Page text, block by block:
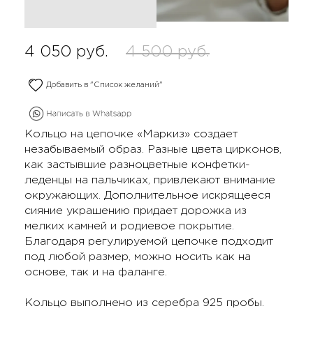
4 050 руб. 4 500 руб.
Добавить в "Список желаний"
Кольцо на цепочке «Маркиз» создает
незабываемый образ. Разные цвета цирконов,
как застывшие разноцветные конфетки-
леденцы на пальчиках, привлекают внимание
окружающих. Дополнительное искрящееся
сияние украшению придает дорожка из
мелких камней и родиевое покрытие.
Благодаря регулируемой цепочке подходит
под любой размер, можно носить как на
основе, так и на фаланге.
Кольцо выполнено из серебра 925 пробы.